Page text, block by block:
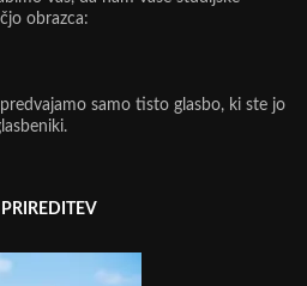
obrazca:
samo tisto glasbo, ki ste jo